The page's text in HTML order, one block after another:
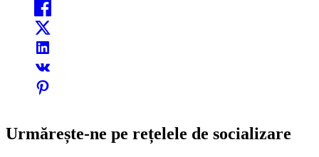
Urmărește-ne pe rețelele de socializare